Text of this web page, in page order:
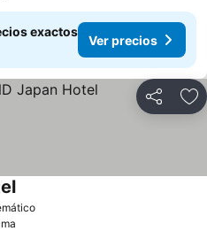
exactos
Ver precios
Compartir
Ver precios
Ver precios